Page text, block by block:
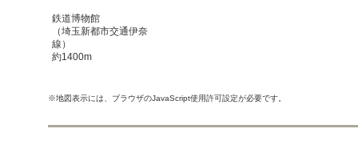
鉄道博物館
（埼玉新都市交通伊奈
線）
約1400m
※地図表示には、ブラウザのJavaScript使用許可設定が必要です。